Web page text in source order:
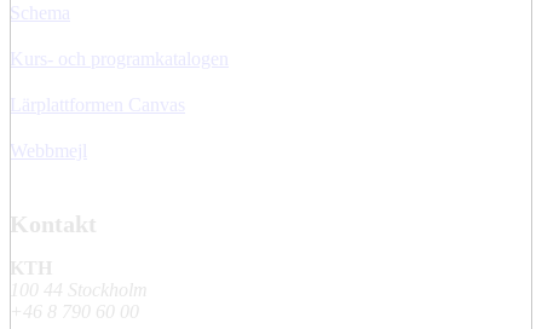
Schema
Kurs- och programkatalogen
Lärplattformen Canvas
Webbmejl
Kontakt
KTH
100 44 Stockholm
+46 8 790 60 00